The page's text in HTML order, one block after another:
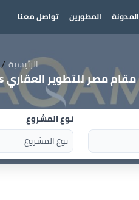
المدونة المطورين تواصل معنا
الرئيسية /
مقام مصر للتطوير العقاري MAQAM MISR Developments
نوع المشروع